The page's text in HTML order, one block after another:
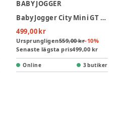
BABY JOGGER
Baby Jogger City Mini GT 2 Double Bygel
499,00 kr
Ursprungligen559,00 kr-10%
Senaste lägsta pris499,00 kr
Online 3 butiker